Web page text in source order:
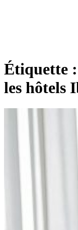
Étiquette :
les hôtels